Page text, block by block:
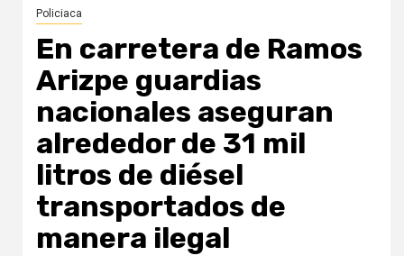
Policiaca
En carretera de Ramos
Arizpe guardias
nacionales aseguran
alrededor de 31 mil
litros de diésel
transportados de
manera ilegal